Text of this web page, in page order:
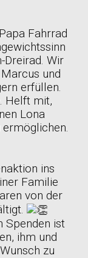
Fahrrad
Dreirad. Wir
und
erfüllen.
Helft mit,
Lona
ins
Familie
von der
Spenden ist
ihm und
zu